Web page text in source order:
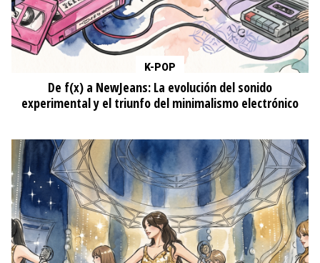
K-POP
De f(x) a NewJeans: La evolución del sonido
experimental y el triunfo del minimalismo electrónico